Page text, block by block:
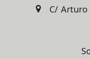
C/ Arturo